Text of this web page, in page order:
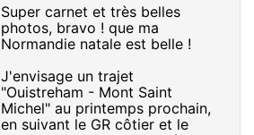
Super carnet et très belles
photos, bravo ! que ma
Normandie natale est belle !
J'envisage un trajet
"Ouistreham - Mont Saint
Michel" au printemps prochain,
en suivant le GR côtier et le